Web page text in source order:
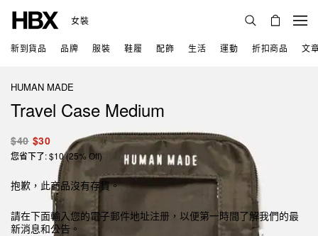
女裝
新到貨品 品牌 服裝 鞋履 配飾 生活 運動 折扣商品 文
HUMAN MADE
Travel Case Medium
$40 $30
您省下了: $10 (25% Off)
抱歉，此商品沒有存貨。
請在下面輸入您的電子郵件地址注册，以便第一時間了解我們的最
新消息和公告。